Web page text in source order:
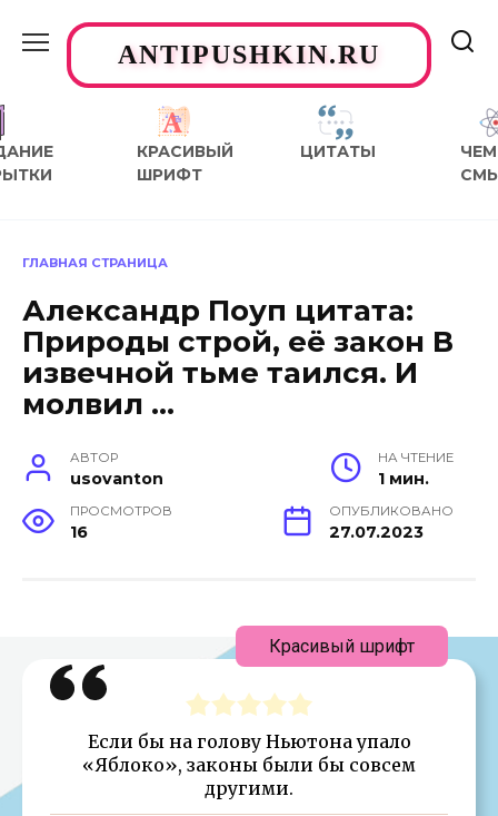
содержаниюANTIPUSHKIN.RU
КРАСИВЫЙ
ШРИФТ
ЦИТАТЫ
ЧЕМ
ГЛАВНАЯ СТРАНИЦА
Александр Поуп цитата:
Природы строй, её закон В
извечной тьме таился. И
молвил …
АВТОР
usovanton
НА ЧТЕНИЕ
1 мин.
ПРОСМОТРОВ
16
ОПУБЛИКОВАНО
27.07.2023
Если бы на голову Ньютона упало
«Яблоко», законы были бы совсем
другими.
Красивый шрифт